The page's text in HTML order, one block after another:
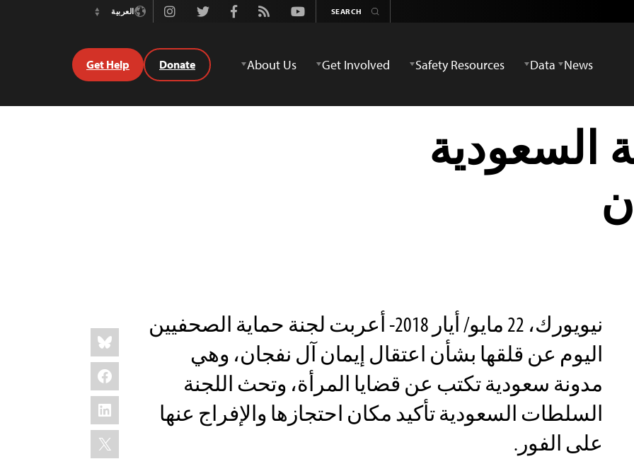
Youtube
Rss
Facebook
Twitter
Instagramالعربية
Switch
News
Data
Safety Resources
Get Involved
About Us
Donate
Get Help
السعودية
Share
this:
Bluesky
Facebook
LinkedIn
X
نيويورك، 22 مايو/ أيار 2018- أعربت لجنة حماية الصحفيين
اليوم عن قلقها بشأن اعتقال إيمان آل نفجان، وهي
مدونة سعودية تكتب عن قضايا المرأة، وتحث اللجنة
السلطات السعودية تأكيد مكان احتجازها والإفراج عنها
على الفور.